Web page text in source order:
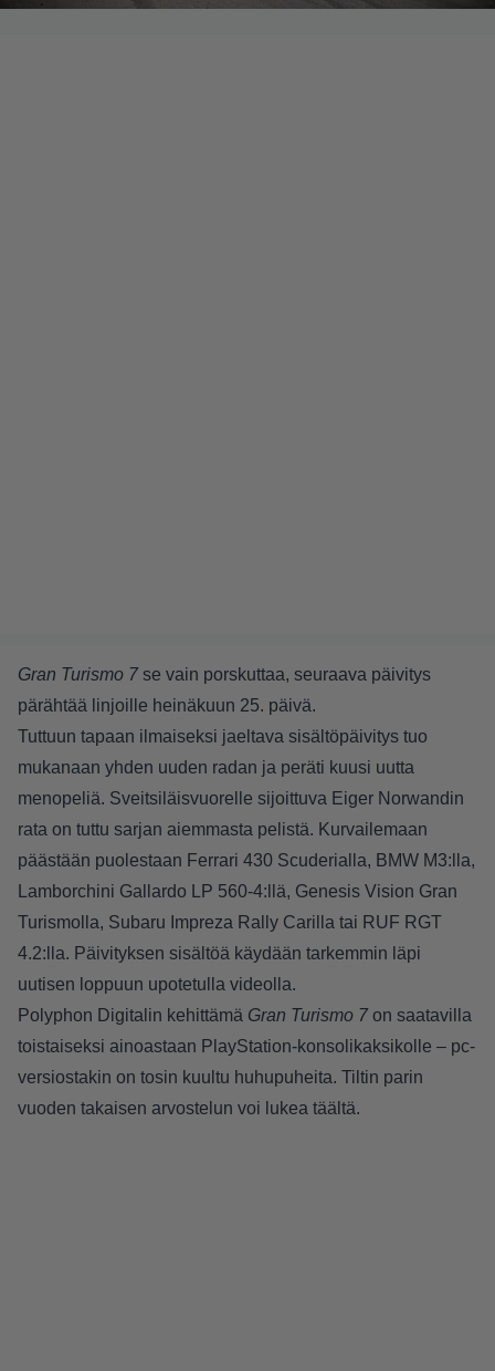
Gran Turismo 7se vain porskuttaa, seuraava päivitys
pärähtää linjoille heinäkuun 25. päivä.
Tuttuun tapaan ilmaiseksi jaeltava sisältöpäivitys tuo
mukanaan yhden uuden radan ja peräti kuusi uutta
menopeliä. Sveitsiläisvuorelle sijoittuva Eiger Norwandin
rata on tuttu sarjan aiemmasta pelistä. Kurvailemaan
päästään puolestaan Ferrari 430 Scuderialla, BMW M3:lla,
Lamborchini Gallardo LP 560-4:llä, Genesis Vision Gran
Turismolla, Subaru Impreza Rally Carilla tai RUF RGT
4.2:lla. Päivityksen sisältöä käydään tarkemmin läpi
uutisen loppuun upotetulla videolla.
Polyphon Digitalin kehittämä Gran Turismo 7on saatavilla
toistaiseksi ainoastaan PlayStation-konsolikaksikolle – pc-
versiostakin on tosin kuultu huhupuheita. Tiltin parin
vuoden takaisen arvostelun voi lukea täältä.